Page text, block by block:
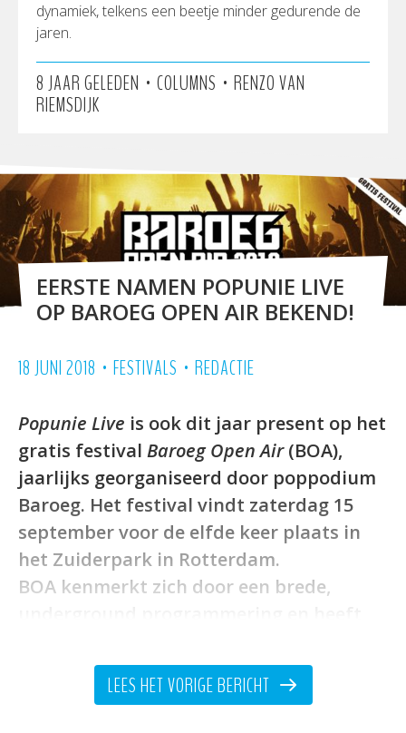
dynamiek, telkens een beetje minder gedurende de
jaren.
8 JAAR GELEDEN • COLUMNS • RENZO VAN
RIEMSDIJK
EERSTE NAMEN POPUNIE LIVE
OP BAROEG OPEN AIR BEKEND!
18 JUNI 2018 • FESTIVALS • REDACTIE
Popunie Live is ook dit jaar present op het
gratis festival Baroeg Open Air(BOA),
jaarlijks georganiseerd door poppodium
Baroeg. Het festival vindt zaterdag 15
september voor de elfde keer plaats in
het Zuiderpark in Rotterdam.
BOA kenmerkt zich door een brede,
nadruk op de grote namen in de harde en
alternatieve muziek uit de rock, punk en
LEES HET VORIGE BERICHT